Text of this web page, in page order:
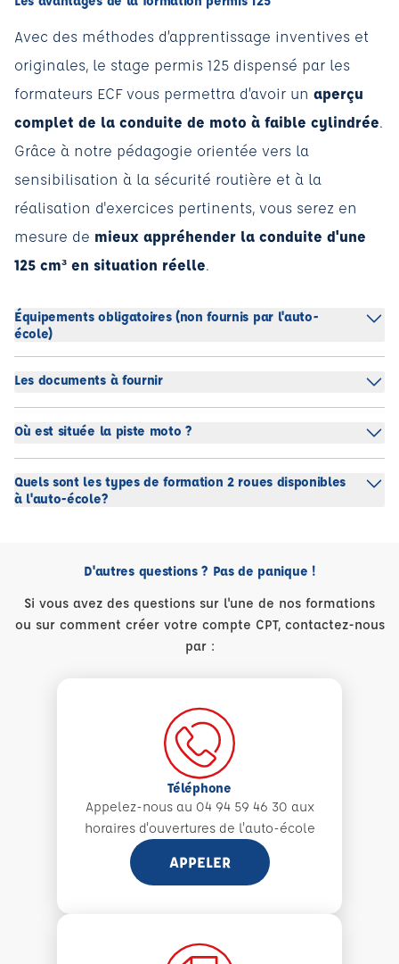
Avec des méthodes d’apprentissage inventives et
originales, le stage permis 125 dispensé par les
formateurs ECF vous permettra d’avoir un aperçu
complet de la conduite de moto à faible cylindrée.
Grâce à notre pédagogie orientée vers la
sensibilisation à la sécurité routière et à la
réalisation d'exercices pertinents, vous serez en
mesure de mieux appréhender la conduite d'une
125 cm³ en situation réelle.
Équipements obligatoires (non fournis par l'auto-
école)
Les documents à fournir
Où est située la piste moto ?
Quels sont les types de formation 2 roues disponibles
à l'auto-école?
D'autres questions ? Pas de panique !
Si vous avez des questions sur l'une de nos formations
ou sur comment créer votre compte CPT, contactez-nous
par :
Téléphone
Appelez-nous au 04 94 59 46 30 aux
horaires d'ouvertures de l'auto-école
APPELER